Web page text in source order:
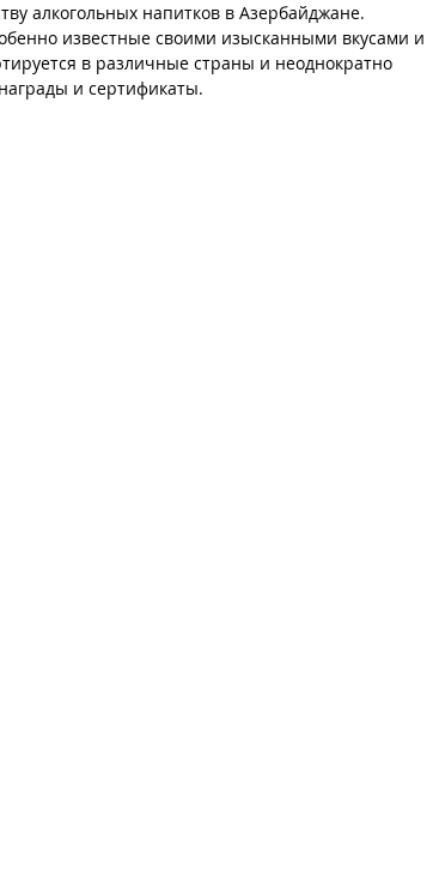
алкогольных напитков в Азербайджане.
известные своими изысканными вкусами и
в различные страны и неоднократно
и сертификаты.